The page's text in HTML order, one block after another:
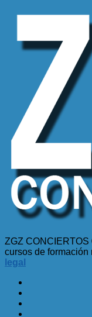
ZGZ
cursos de formación
legal